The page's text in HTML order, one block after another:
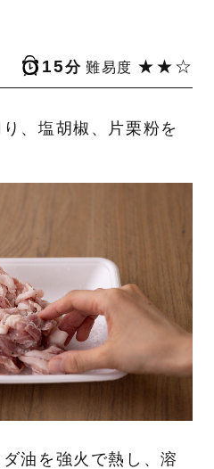
15分 難易度 ★★☆
、塩胡椒、片栗粉を
油を強火で熱し、溶